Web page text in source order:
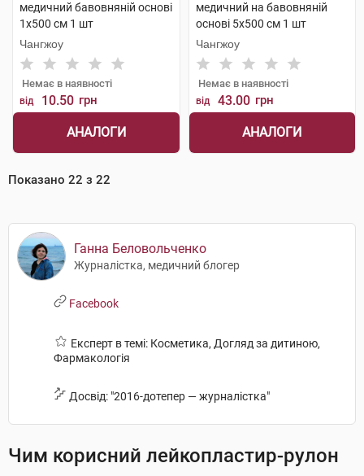
медичний бавовняній основі
1х500 см 1 шт
Чангжоу
Немає в наявності
від 10.50 грн
АНАЛОГИ
медичний на бавовняній
основі 5х500 см 1 шт
Чангжоу
Немає в наявності
від 43.00 грн
АНАЛОГИ
Показано 22 з 22
Ганна Беловольченко
Журналістка, медичний блогер
Facebook
Експерт в темі: Косметика, Догляд за дитиною,
Фармакологія
Досвід: "2016-дотепер — журналістка"
Чим корисний лейкопластир-рулон